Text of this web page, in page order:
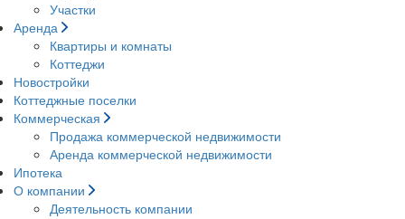
Участки
Аренда
Квартиры и комнаты
Коттеджи
Новостройки
Коттеджные поселки
Коммерческая
Продажа коммерческой недвижимости
Аренда коммерческой недвижимости
Ипотека
О компании
Деятельность компании